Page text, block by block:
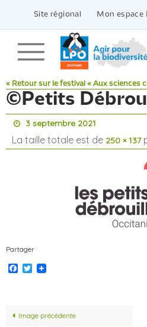
contenu
Site régional Mon espace
« Retour sur le festival « Aux sciences
©Petits
3 septembre 2021
La taille totale est de 250 × 137
Partager
Facebook
Twitter
Image précédente